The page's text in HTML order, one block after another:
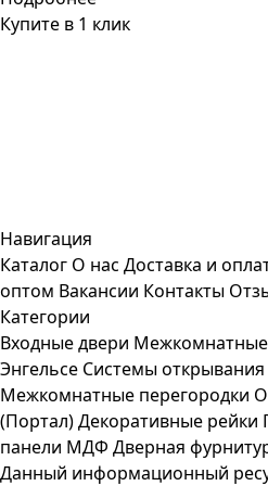
Купите в 1 клик
Навигация
Каталог О нас Доставка и
оптом Вакансии Контакты
Категории
Входные двери Межкомнатные
Энгельсе Системы открывания
Межкомнатные перегородки
(Портал)Декоративные рейки
панели МДФ Дверная
Данный информационный